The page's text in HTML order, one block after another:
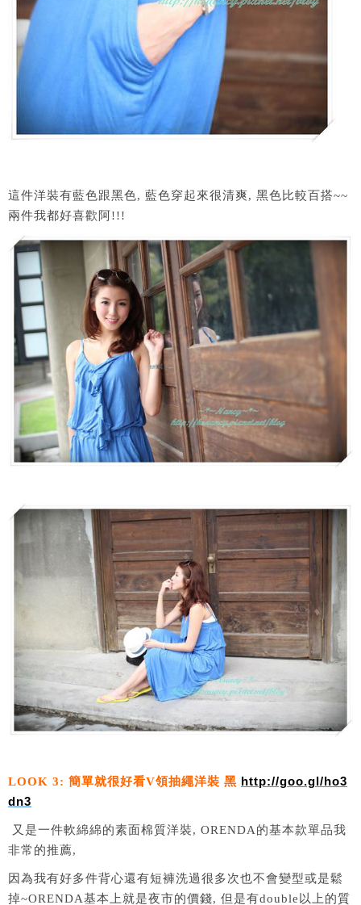
這件洋裝有藍色跟黑色, 藍色穿起來很清爽, 黑色比較百搭~~
兩件我都好喜歡阿!!!
LOOK 3: 簡單就很好看V領抽繩洋裝 黑 http://goo.gl/ho3
dn3
又是一件軟綿綿的素面棉質洋裝, ORENDA的基本款單品我
非常的推薦,
因為我有好多件背心還有短褲洗過很多次也不會變型或是鬆
掉~ORENDA基本上就是夜市的價錢, 但是有double以上的質